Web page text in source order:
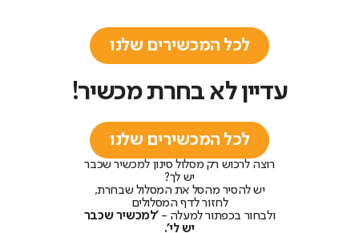
לכל המכשירים שלנו
עדיין לא בחרת מכשיר!
לכל המכשירים שלנו
רוצה לרכוש רק מסלול סינון למכשיר שכבר
יש לך?
יש להסיר מהסל את המסלול שבחרת,
לחזור לדף המסלולים
ולבחור בכפתור למעלה -'למכשיר שכבר
יש לי'.